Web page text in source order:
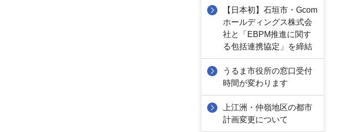
【日本初】石垣市・Gcom
ホールディングス株式会
社と「EBPM推進に関す
る包括連携協定」を締結
うるま市役所の窓口受付
時間が変わります
上江洲・仲嶺地区の都市
計画変更について